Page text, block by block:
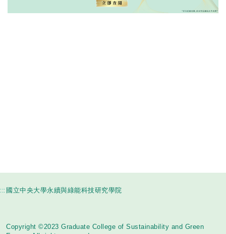
::: 國立中央大學永續與綠能科技研究學院
Copyright ©2023 Graduate College of Sustainability and Green